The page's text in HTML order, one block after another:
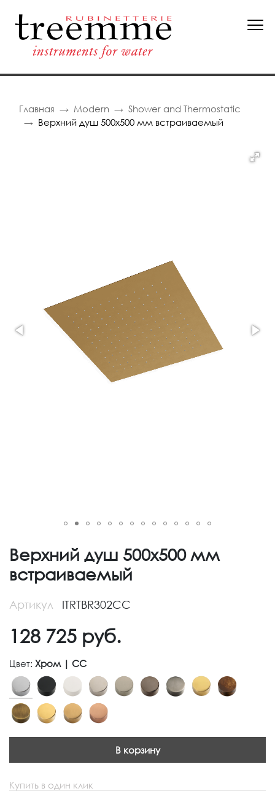
Главная Modern
Shower and Thermostatic
Верхний душ 500х500 мм встраиваемый
Верхний душ 500х500 мм
встраиваемый
Артикул ITRTBR302CC
128 725 руб.
Цвет: Хром | CC
В корзину
Купить в один клик